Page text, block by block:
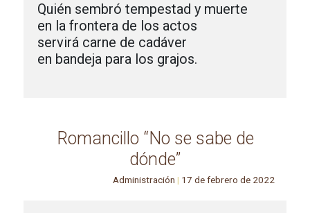
Quién sembró tempestad y muerte
en la frontera de los actos
servirá carne de cadáver
en bandeja para los grajos.
Romancillo “No se sabe de
dónde”
Administración | 17 de febrero de 2022